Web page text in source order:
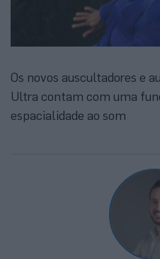
Os novos auscultadores e
Ultra contam com uma
espacialidade ao som